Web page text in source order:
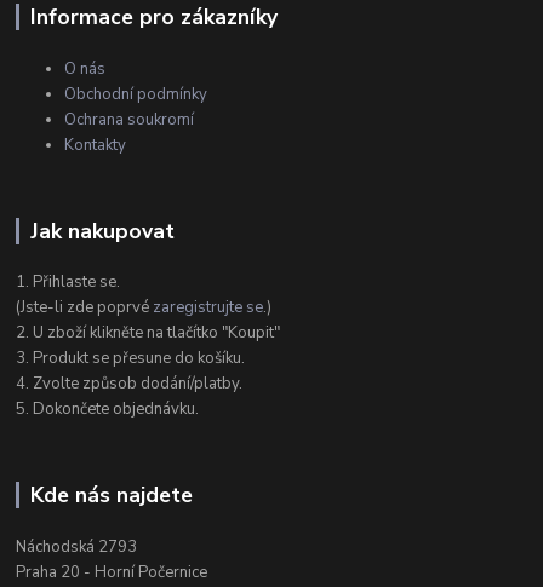
Informace pro zákazníky
O nás
Obchodní podmínky
Ochrana soukromí
Kontakty
Jak nakupovat
1. Přihlaste se.
(Jste-li zde poprvé zaregistrujte se.)
2. U zboží klikněte na tlačítko "Koupit"
3. Produkt se přesune do košíku.
4. Zvolte způsob dodání/platby.
5. Dokončete objednávku.
Kde nás najdete
Náchodská 2793
Praha 20 - Horní Počernice